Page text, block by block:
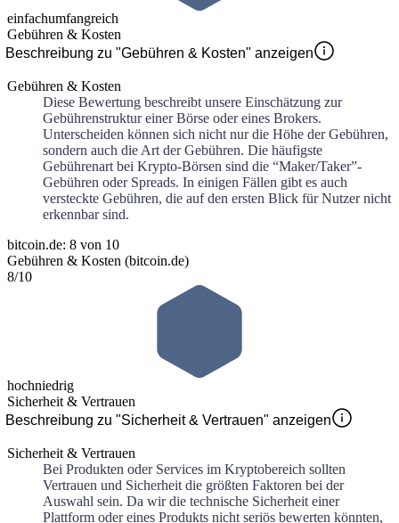
einfachumfangreich
Gebühren & Kosten
Beschreibung zu "Gebühren & Kosten" anzeigen
Gebühren & Kosten
Diese Bewertung beschreibt unsere Einschätzung zur
Gebührenstruktur einer Börse oder eines Brokers.
Unterscheiden können sich nicht nur die Höhe der Gebühren,
sondern auch die Art der Gebühren. Die häufigste
Gebührenart bei Krypto-Börsen sind die “Maker/Taker”-
Gebühren oder Spreads. In einigen Fällen gibt es auch
versteckte Gebühren, die auf den ersten Blick für Nutzer nicht
erkennbar sind.
bitcoin.de: 8 von 10
Gebühren & Kosten (bitcoin.de)
8/10
hochniedrig
Sicherheit & Vertrauen
Beschreibung zu "Sicherheit & Vertrauen" anzeigen
Sicherheit & Vertrauen
Bei Produkten oder Services im Kryptobereich sollten
Vertrauen und Sicherheit die größten Faktoren bei der
Auswahl sein. Da wir die technische Sicherheit einer
Plattform oder eines Produkts nicht seriös bewerten könnten,